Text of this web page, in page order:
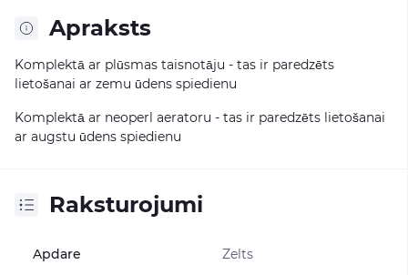
Apraksts
Komplektā ar plūsmas taisnotāju - tas ir paredzēts
lietošanai ar zemu ūdens spiedienu
Komplektā ar neoperl aeratoru - tas ir paredzēts lietošanai
ar augstu ūdens spiedienu
Raksturojumi
Apdare Zelts